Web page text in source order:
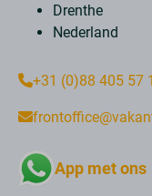
Drenthe
Nederland
+31 (0)88 405 57
App met ons